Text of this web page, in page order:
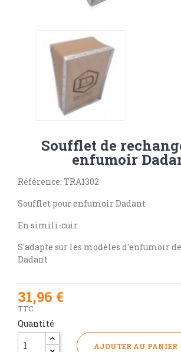
Soufflet de
enfumoir
Référence: TRA1302
Soufflet pour enfumoir Dadant
En simili-cuir
S'adapte sur les modèles d'enfumoir
Dadant
31,96 €
TTC
Quantité
AJOUTER AU PANIER